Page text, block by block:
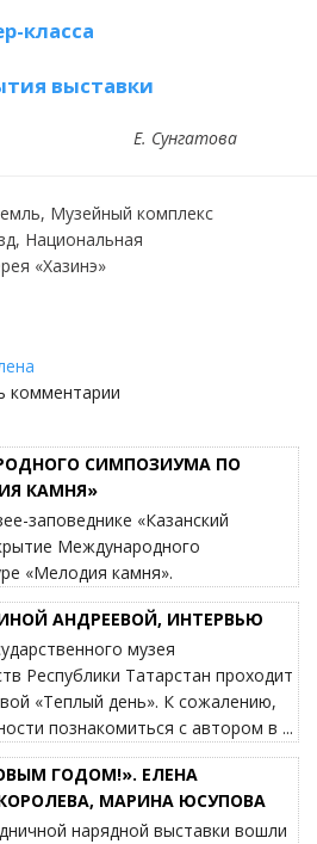
класса
выставки
Е. Сунгатова
Музейный комплекс
Национальная
«Хазинэ»
комментарии
СИМПОЗИУМА ПО
КАМНЯ»
заповеднике «Казанский
Международного
«Мелодия камня».
АНДРЕЕВОЙ, ИНТЕРВЬЮ
музея
Республики Татарстан проходит
«Теплый день». К сожалению,
познакомиться с автором в ...
ГОДОМ!». ЕЛЕНА
МАРИНА ЮСУПОВА
нарядной выставки вошли